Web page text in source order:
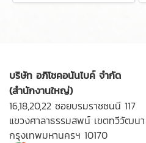
บริษัท อภิโชคอนันไบค์ จำกัด
(สำนักงานใหญ่)
16,18,20,22 ซอยบรมราชชนนี 117
แขวงศาลาธรรมสพน์ เขตทวีวัฒนา
กรุงเทพมหานครฯ 10170